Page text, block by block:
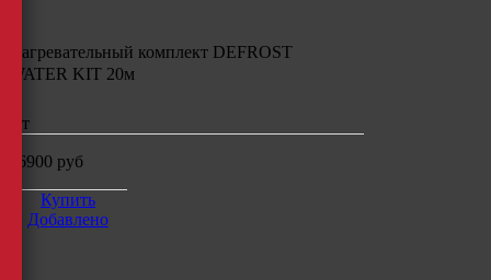
Нагревательный комплект DEFROST
WATER KIT 20м
шт
16900 руб
Купить
Добавлено